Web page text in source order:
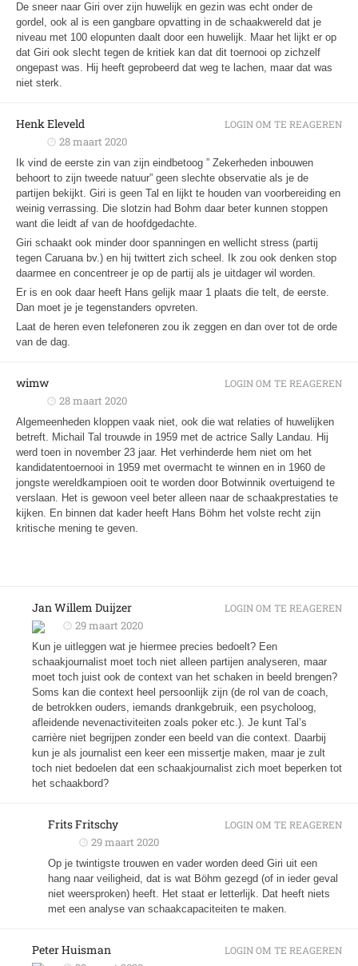
De sneer naar Giri over zijn huwelijk en gezin was echt onder de
gordel, ook al is een gangbare opvatting in de schaakwereld dat je
niveau met 100 elopunten daalt door een huwelijk. Maar het lijkt er op
dat Giri ook slecht tegen de kritiek kan dat dit toernooi op zichzelf
ongepast was. Hij heeft geprobeerd dat weg te lachen, maar dat was
niet sterk.
Henk Eleveld
28 maart 2020
Ik vind de eerste zin van zijn eindbetoog ” Zekerheden inbouwen
behoort to zijn tweede natuur” geen slechte observatie als je de
partijen bekijkt. Giri is geen Tal en lijkt te houden van voorbereiding en
weinig verrassing. Die slotzin had Bohm daar beter kunnen stoppen
want die leidt af van de hoofdgedachte.
Giri schaakt ook minder door spanningen en wellicht stress (partij
tegen Caruana bv.) en hij twittert zich scheel. Ik zou ook denken stop
daarmee en concentreer je op de partij als je uitdager wil worden.
Er is en ook daar heeft Hans gelijk maar 1 plaats die telt, de eerste.
Dan moet je je tegenstanders opvreten.
Laat de heren even telefoneren zou ik zeggen en dan over tot de orde
van de dag.
LOGIN OM TE REAGEREN
wimw
28 maart 2020
Algemeenheden kloppen vaak niet, ook die wat relaties of huwelijken
betreft. Michail Tal trouwde in 1959 met de actrice Sally Landau. Hij
werd toen in november 23 jaar. Het verhinderde hem niet om het
kandidatentoernooi in 1959 met overmacht te winnen en in 1960 de
jongste wereldkampioen ooit te worden door Botwinnik overtuigend te
verslaan. Het is gewoon veel beter alleen naar de schaakprestaties te
kijken. En binnen dat kader heeft Hans Böhm het volste recht zijn
kritische mening te geven.
LOGIN OM TE REAGEREN
Jan Willem Duijzer
29 maart 2020
Kun je uitleggen wat je hiermee precies bedoelt? Een
schaakjournalist moet toch niet alleen partijen analyseren, maar
moet toch juist ook de context van het schaken in beeld brengen?
Soms kan die context heel persoonlijk zijn (de rol van de coach,
de betrokken ouders, iemands drankgebruik, een psycholoog,
afleidende nevenactiviteiten zoals poker etc.). Je kunt Tal’s
carrière niet begrijpen zonder een beeld van die context. Daarbij
kun je als journalist een keer een missertje maken, maar je zult
toch niet bedoelen dat een schaakjournalist zich moet beperken tot
het schaakbord?
LOGIN OM TE REAGEREN
Frits Fritschy
29 maart 2020
Op je twintigste trouwen en vader worden deed Giri uit een
hang naar veiligheid, dat is wat Böhm gezegd (of in ieder geval
niet weersproken) heeft. Het staat er letterlijk. Dat heeft niets
met een analyse van schaakcapaciteiten te maken.
LOGIN OM TE REAGEREN
Peter Huisman LOGIN OM TE REAGEREN